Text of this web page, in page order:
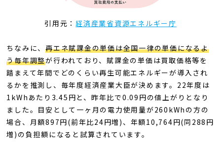
引用元：経済産業省資源エネルギー庁
ちなみに、再エネ賦課金の単価は全国一律の単価になるよ
う毎年調整が行われており、賦課金の単価は買取価格等を
踏まえて年間でどのくらい再生可能エネルギーが導入され
るかを推測し、毎年度経済産業大臣が決めます。22年度は
1kWhあたり3.45円と、昨年比で0.09円の値上がりとなり
ました。目安として一ヶ月の電力使用量が260kWhの方の
場合、月額897円(前年比24円増)、年額10,764円(同288円
増)の負担額になると試算されています。